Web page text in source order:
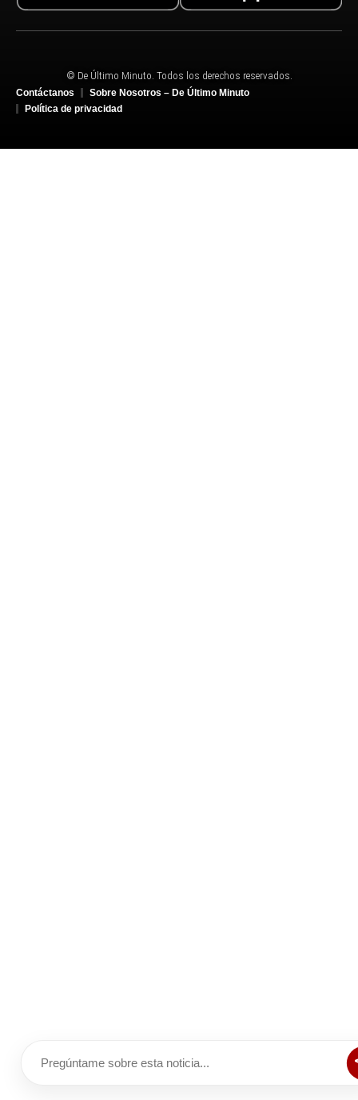
© De Último Minuto. Todos los derechos reservados.
Contáctanos
Sobre Nosotros – De Último Minuto
Política de privacidad